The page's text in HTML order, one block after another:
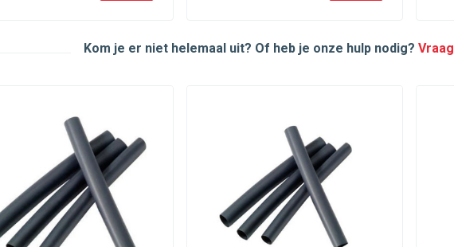
Kom je er niet helemaal uit? Of heb je onze hulp nodig?Vraag